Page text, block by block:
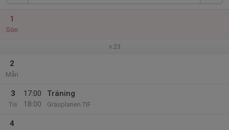
1
Sön
v.23
2
Mån
3
Tis
17:00
18:00
Träning
Gräsplanen TIF
4